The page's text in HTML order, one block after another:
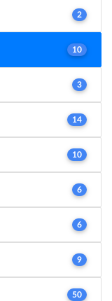
2
10
3
14
10
6
6
9
50